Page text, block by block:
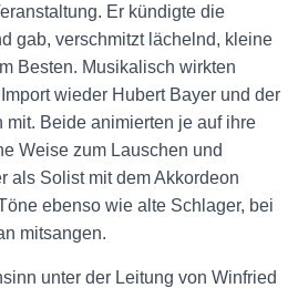
Er kündigte die
gab, verschmitzt lächelnd, kleine
Besten. Musikalisch wirkten
wieder Hubert Bayer und der
Beide animierten je auf ihre
Weise zum Lauschen und
als Solist mit dem Akkordeon
ebenso wie alte Schlager, bei
mitsangen.
unter der Leitung von Winfried